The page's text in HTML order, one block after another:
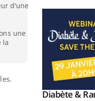
d'une
une
la
Youtube
Diabète &